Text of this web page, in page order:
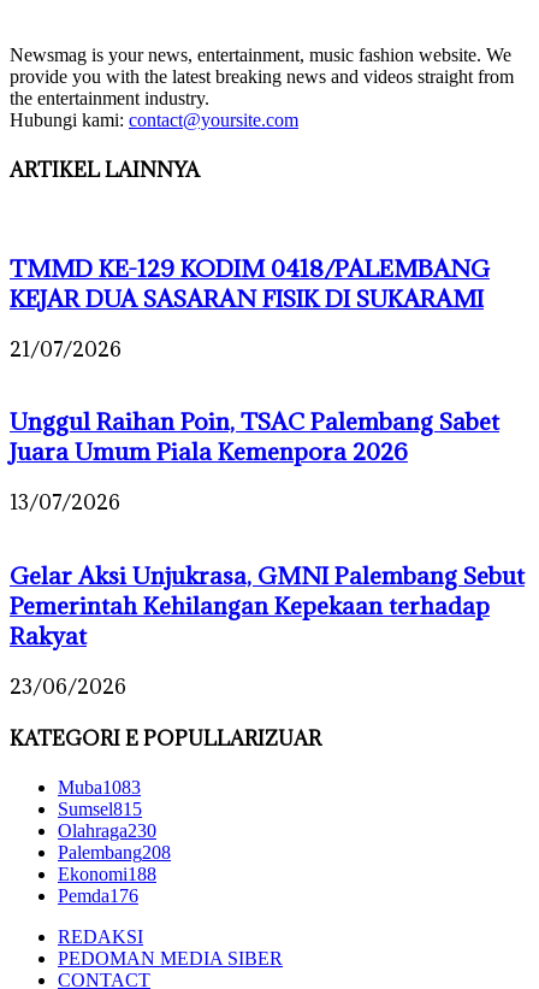
Newsmag is your news, entertainment, music fashion website. We
provide you with the latest breaking news and videos straight from
the entertainment industry.
Hubungi kami: contact@yoursite.com
ARTIKEL LAINNYA
TMMD KE-129 KODIM 0418/PALEMBANG
KEJAR DUA SASARAN FISIK DI SUKARAMI
21/07/2026
Unggul Raihan Poin, TSAC Palembang Sabet
Juara Umum Piala Kemenpora 2026
13/07/2026
Gelar Aksi Unjukrasa, GMNI Palembang Sebut
Pemerintah Kehilangan Kepekaan terhadap
Rakyat
23/06/2026
KATEGORI E POPULLARIZUAR
Muba1083
Sumsel815
Olahraga230
Palembang208
Ekonomi188
Pemda176
REDAKSI
PEDOMAN MEDIA SIBER
CONTACT